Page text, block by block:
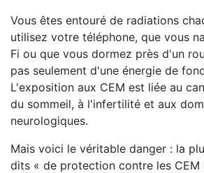
Vous êtes entouré de radiations
utilisez votre téléphone, que vous
Fi ou que vous dormez près d'un
pas seulement d'une énergie de
L'exposition aux CEM est liée au
du sommeil, à l'infertilité et aux
neurologiques.
Mais voici le véritable danger : la
dits « de protection contre les CEM